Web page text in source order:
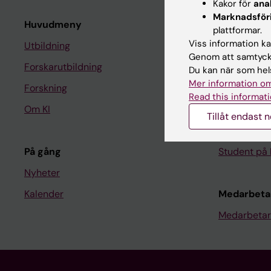
Huvudmeny
Utbildning
Forskarutbildning
Forskning
Om KI
På gång
Nyheter
Kalender
Student
Ladok
Canvas
Schema
Kurs- och
Student på
Kakor för
plattformar.
Viss information
Genom att
Du kan när som
Mer information
Read this
Tillåt endast